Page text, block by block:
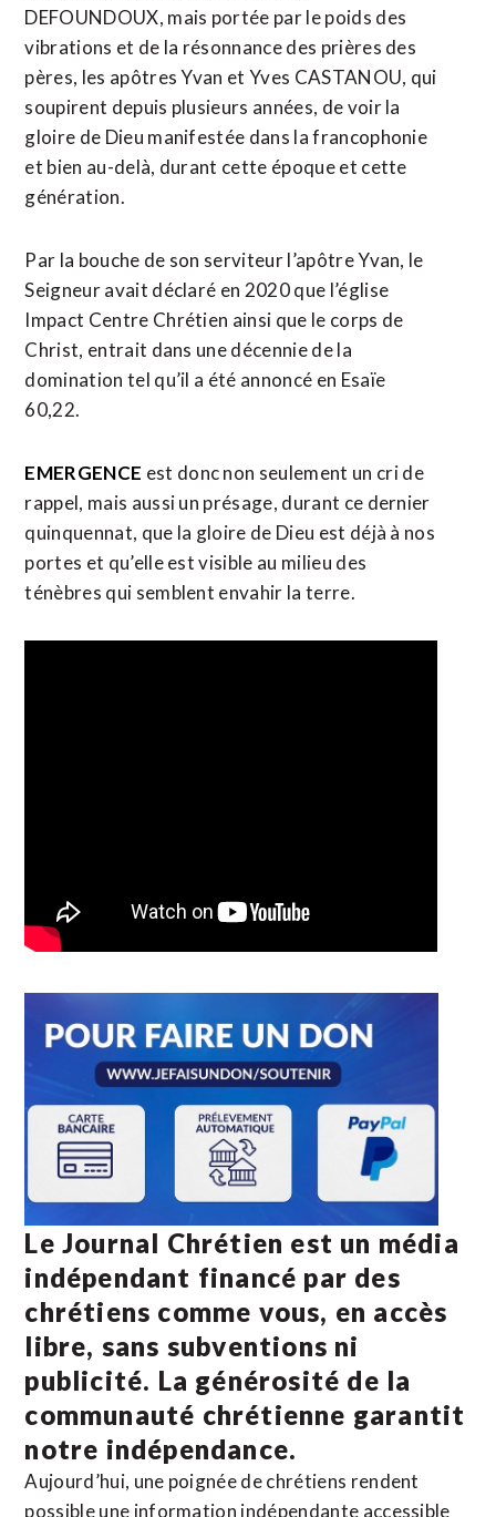
DEFOUNDOUX, mais portée par le poids des
vibrations et de la résonnance des prières des
pères, les apôtres Yvan et Yves CASTANOU, qui
soupirent depuis plusieurs années, de voir la
gloire de Dieu manifestée dans la francophonie
et bien au-delà, durant cette époque et cette
génération.
Par la bouche de son serviteur l’apôtre Yvan, le
Seigneur avait déclaré en 2020 que l’église
Impact Centre Chrétien ainsi que le corps de
Christ, entrait dans une décennie de la
domination tel qu’il a été annoncé en Esaïe
60,22.
EMERGENCE est donc non seulement un cri de
rappel, mais aussi un présage, durant ce dernier
quinquennat, que la gloire de Dieu est déjà à nos
portes et qu’elle est visible au milieu des
ténèbres qui semblent envahir la terre.
Le Journal Chrétien est un média
indépendant financé par des
chrétiens comme vous, en accès
libre, sans subventions ni
publicité. La générosité de la
communauté chrétienne garantit
notre indépendance.
Aujourd’hui, une poignée de chrétiens rendent
possible une information indépendante accessible